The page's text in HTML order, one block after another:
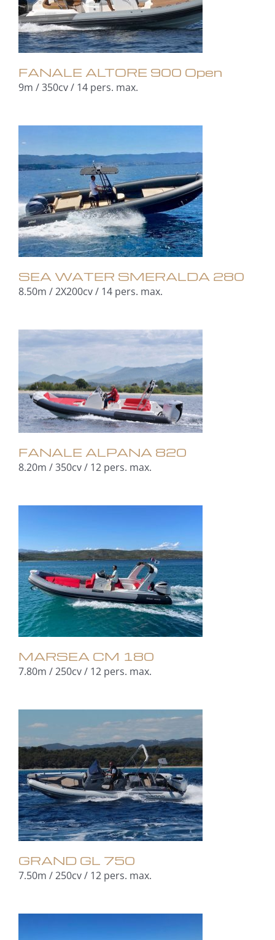
FANALE ALTORE 900 Open
9m / 350cv / 14 pers. max.
SEA WATER SMERALDA 280
8.50m / 2X200cv / 14 pers. max.
FANALE ALPANA 820
8.20m / 350cv / 12 pers. max.
MARSEA CM 180
7.80m / 250cv / 12 pers. max.
GRAND GL 750
7.50m / 250cv / 12 pers. max.